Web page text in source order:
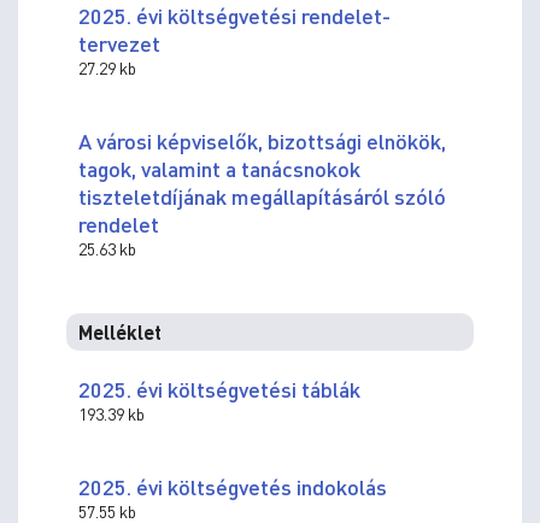
2025. évi költségvetési rendelet-
tervezet
27.29 kb
A városi képviselők, bizottsági elnökök,
tagok, valamint a tanácsnokok
tiszteletdíjának megállapításáról szóló
rendelet
25.63 kb
Melléklet
2025. évi költségvetési táblák
193.39 kb
2025. évi költségvetés indokolás
57.55 kb